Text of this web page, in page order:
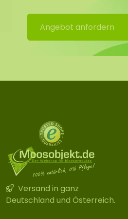
Objekte bitte mehrere Pads
Wir können nicht
hält. Die Haftkraft hängt von
zusätzlichen Verwendung
gewünschten Oberfläche.
Angebot anfordern
Versand in ganz
Deutschland und Österreich.